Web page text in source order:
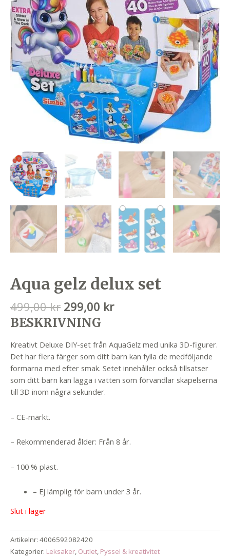
Aqua gelz delux set
499,00kr Det
ursprungliga
priset
var:
499,00 kr.
299,00 krDet
är:
299,00 kr.
BESKRIVNING
Kreativt Deluxe DIY-set från AquaGelz med unika 3D-figurer.
Det har flera färger som ditt barn kan fylla de medföljande
formarna med efter smak. Setet innehåller också tillsatser
som ditt barn kan lägga i vatten som förvandlar skapelserna
till 3D inom några sekunder.
– CE-märkt.
– Rekommenderad ålder: Från 8 år.
– 100 % plast.
– Ej lämplig för barn under 3 år.
Slut i lager
Artikelnr: 4006592082420
Kategorier: Leksaker, Outlet, Pyssel & kreativitet